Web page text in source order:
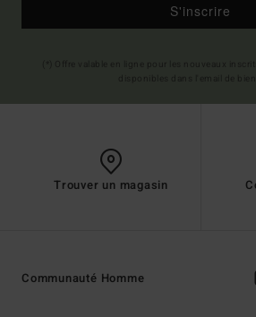
S'inscrire
Trouver un magasin
Communauté Homme